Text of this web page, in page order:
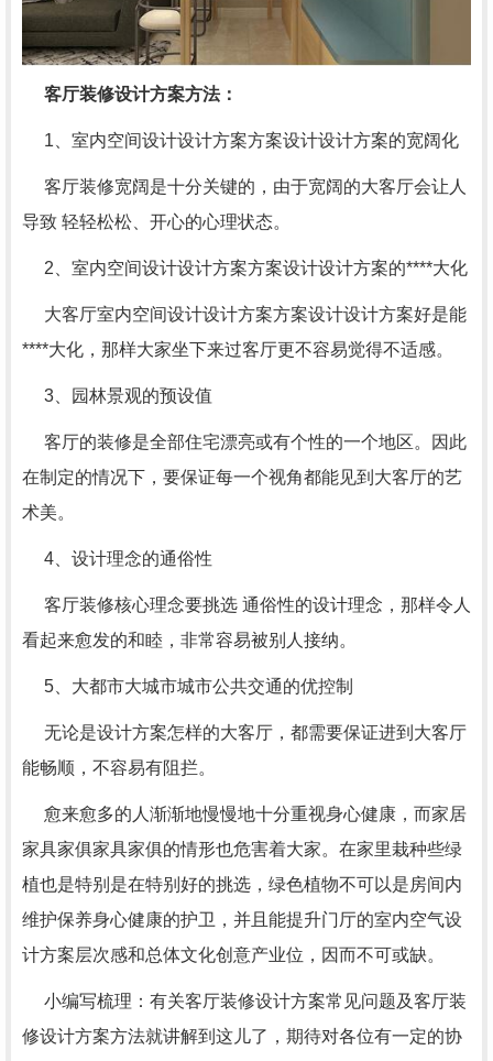
客厅装修设计方案方法：
1、室内空间设计设计方案方案设计设计方案的宽阔化
客厅装修宽阔是十分关键的，由于宽阔的大客厅会让人
导致 轻轻松松、开心的心理状态。
2、室内空间设计设计方案方案设计设计方案的****大化
大客厅室内空间设计设计方案方案设计设计方案好是能
****大化，那样大家坐下来过客厅更不容易觉得不适感。
3、园林景观的预设值
客厅的装修是全部住宅漂亮或有个性的一个地区。因此
在制定的情况下，要保证每一个视角都能见到大客厅的艺
术美。
4、设计理念的通俗性
客厅装修核心理念要挑选 通俗性的设计理念，那样令人
看起来愈发的和睦，非常容易被别人接纳。
5、大都市大城市城市公共交通的优控制
无论是设计方案怎样的大客厅，都需要保证进到大客厅
能畅顺，不容易有阻拦。
愈来愈多的人渐渐地慢慢地十分重视身心健康，而家居
家具家俱家具家俱的情形也危害着大家。在家里栽种些绿
植也是特别是在特别好的挑选，绿色植物不可以是房间内
维护保养身心健康的护卫，并且能提升门厅的室内空气设
计方案层次感和总体文化创意产业位，因而不可或缺。
小编写梳理：有关客厅装修设计方案常见问题及客厅装
修设计方案方法就讲解到这儿了，期待对各位有一定的协